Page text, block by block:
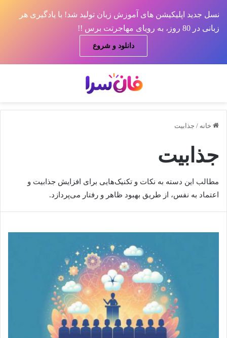
نسل جدید اپلیکیشن های آموزش زبان تولید شد! با یادگیری هر
زبانی در 80 روز، به رویای مهاجرتت برس !!
دانلود و شروع
خانه / جذابیت
جذابیت
مطالب این دسته به نکات و تکنیک‌هایی برای افزایش جذابیت و
اعتماد به نفس، از طریق بهبود ظاهر و رفتار می‌پردازد.